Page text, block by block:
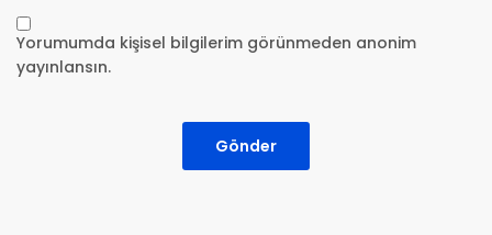
Yorumumda kişisel bilgilerim görünmeden anonim
yayınlansın.
Gönder